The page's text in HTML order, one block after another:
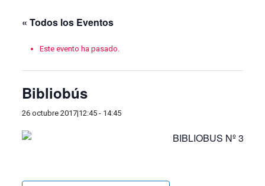
« Todos los Eventos
Este evento ha pasado.
Bibliobús
26 octubre 2017|12:45- 14:45